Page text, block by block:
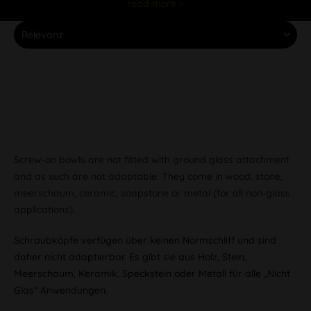
Schraubköpfe verfügen über keinen Normschliff und sind
daher nicht adaptierbar. Es gibt sie aus Holz, Stein,
Meerschaum, Keramik, Speckstein oder Metall für alle „Nicht
Glas“ Anwendungen.